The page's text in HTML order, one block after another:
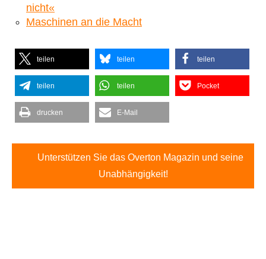
nicht«
Maschinen an die Macht
teilen teilen teilen
teilen teilen Pocket
drucken E-Mail
Unterstützen Sie das Overton Magazin und seine
Unabhängigkeit!